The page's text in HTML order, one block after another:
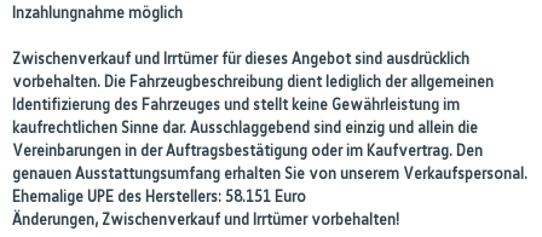
Inzahlungnahme möglich
Zwischenverkauf und Irrtümer für dieses Angebot sind ausdrücklich
vorbehalten. Die Fahrzeugbeschreibung dient lediglich der allgemeinen
Identifizierung des Fahrzeuges und stellt keine Gewährleistung im
kaufrechtlichen Sinne dar. Ausschlaggebend sind einzig und allein die
Vereinbarungen in der Auftragsbestätigung oder im Kaufvertrag. Den
genauen Ausstattungsumfang erhalten Sie von unserem Verkaufspersonal.
Ehemalige UPE des Herstellers: 58.151 Euro
Änderungen, Zwischenverkauf und Irrtümer vorbehalten!